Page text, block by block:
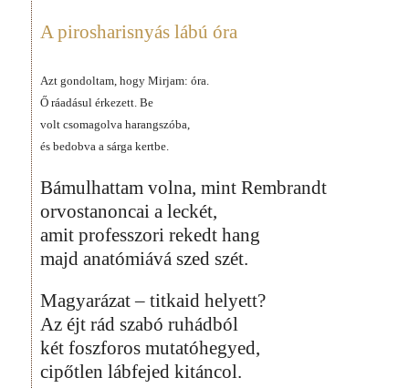
A pirosharisnyás lábú óra
Azt gondoltam, hogy Mirjam: óra.
Ő ráadásul érkezett. Be
volt csomagolva harangszóba,
és bedobva a sárga kertbe.
Bámulhattam volna, mint Rembrandt
orvostanoncai a leckét,
amit professzori rekedt hang
majd anatómiává szed szét.
Magyarázat – titkaid helyett?
Az éjt rád szabó ruhádból
két foszforos mutatóhegyed,
cipőtlen lábfejed kitáncol.